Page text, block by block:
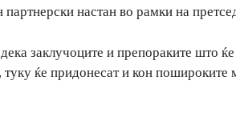
настан во рамки на
заклучоците и препораките што
туку ќе придонесат и кон